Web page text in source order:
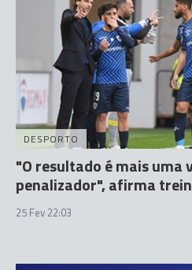
DESPORTO
"O resultado é mais uma
penalizador", afirma
25 Fev 22:03